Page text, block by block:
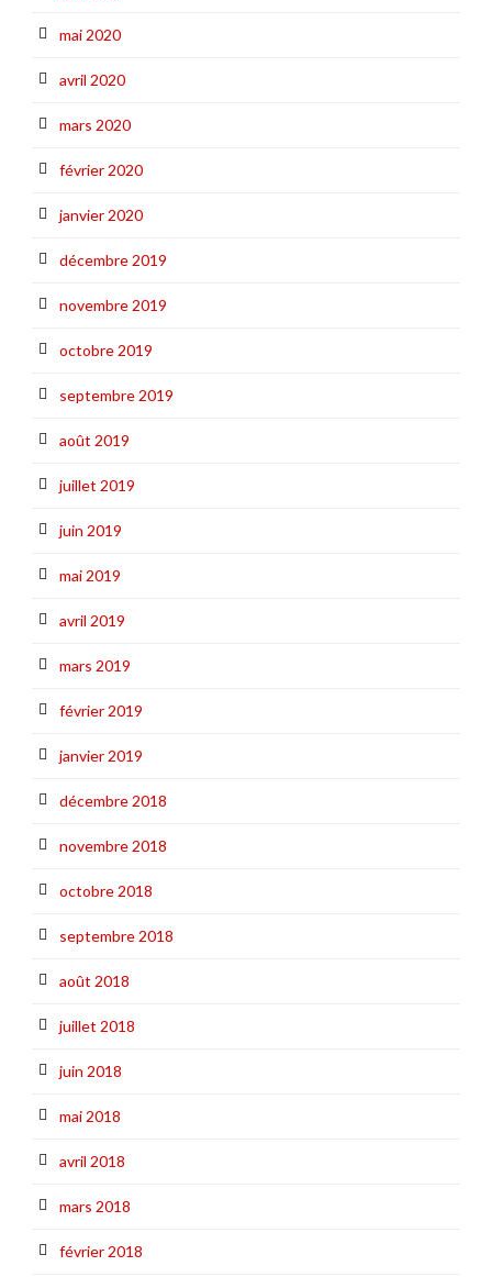
mai 2020
avril 2020
mars 2020
février 2020
janvier 2020
décembre 2019
novembre 2019
octobre 2019
septembre 2019
août 2019
juillet 2019
juin 2019
mai 2019
avril 2019
mars 2019
février 2019
janvier 2019
décembre 2018
novembre 2018
octobre 2018
septembre 2018
août 2018
juillet 2018
juin 2018
mai 2018
avril 2018
mars 2018
février 2018